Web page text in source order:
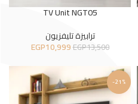
TV Unit NGT05
ترابيزة تليفزيون
EGP13,500
EGP10,999
-21%